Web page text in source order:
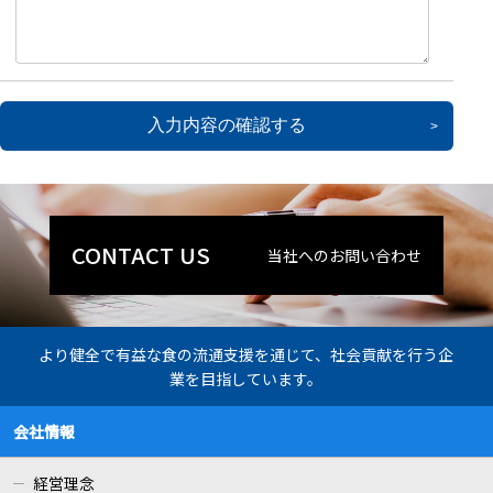
入力内容の確認する
当社へのお問い合わせ
より健全で有益な食の流通支援を通じて、社会貢献を行う企
業を目指しています。
会社情報
経営理念